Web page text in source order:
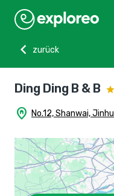
chevron_left
zurück
Ding Ding B & B
home_pin No.12, Shanwai, Jinhu